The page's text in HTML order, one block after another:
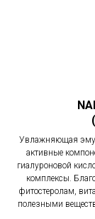
Увлажняющая
активные
гиалуроновой
комплексы.
фитостеролам,
полезными